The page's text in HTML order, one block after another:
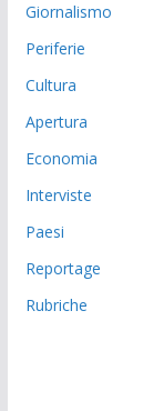
Giornalismo
Periferie
Cultura
Apertura
Economia
Interviste
Paesi
Reportage
Rubriche